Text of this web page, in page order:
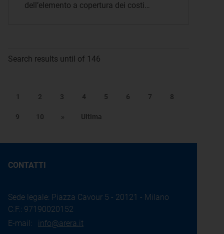
dell’elemento a copertura dei costi…
Search results until of 146
1 2 3 4 5 6 7 8
9 10 » Ultima
CONTATTI
Sede legale: Piazza Cavour 5 - 20121 - Milano
C.F.: 97190020152
E-mail: info@arera.it